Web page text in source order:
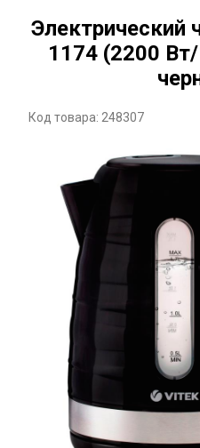
Электрический
1174 (2200
Код товара: 248307